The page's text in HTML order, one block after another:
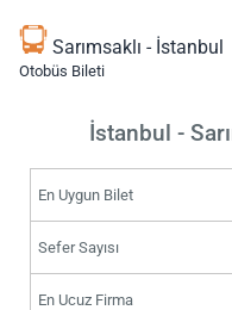
Sarımsaklı - İstanbul
Otobüs Bileti
İstanbul -
En Uygun Bilet
Sefer Sayısı
En Ucuz Firma